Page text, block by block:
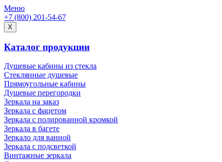
Меню
+7 (800) 201-54-67
X
Каталог продукции
Душевые кабины из стекла
Стеклянные душевые
Прямоугольные кабины
Душевые перегородки
Зеркала на заказ
Зеркала с фацетом
Зеркала с полированной кромкой
Зеркала в багете
Зеркало для ванной
Зеркала с подсветкой
Винтажные зеркала